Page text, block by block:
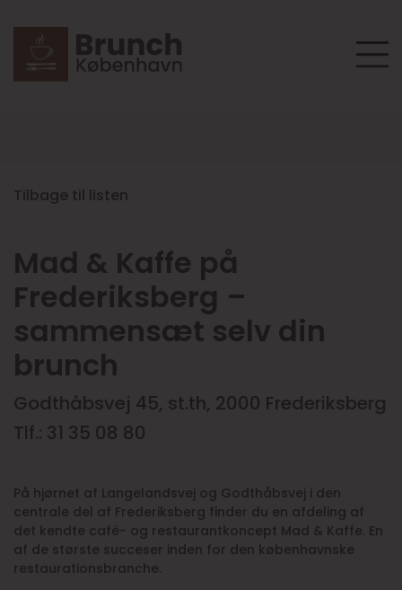
Tilbage til listen
Mad & Kaffe på
Frederiksberg –
sammensæt selv din
brunch
Godthåbsvej 45, st.th, 2000 Frederiksberg
Tlf.: 31 35 08 80
På hjørnet af Langelandsvej og Godthåbsvej i den
centrale del af Frederiksberg finder du en afdeling af
det kendte café- og restaurantkoncept Mad & Kaffe. En
af de største succeser inden for den københavnske
restaurationsbranche.